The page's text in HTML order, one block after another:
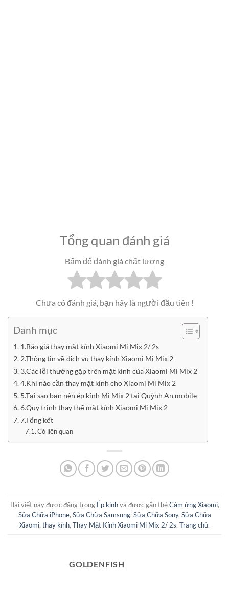
Tổng quan đánh giá
Bấm để đánh giá chất lượng
Chưa có đánh giá, bạn hãy là người đầu tiên !
Danh mục
1.Báo giá thay mặt kính Xiaomi Mi Mix 2/ 2s
2.Thông tin về dịch vụ thay kính Xiaomi Mi Mix 2
3.Các lỗi thường gặp trên mặt kính của Xiaomi Mi Mix 2
4.Khi nào cần thay mặt kính cho Xiaomi Mi Mix 2
5.Tại sao bạn nên ép kính Mi Mix 2 tại Quỳnh An mobile
6.Quy trình thay thế mặt kính Xiaomi Mi Mix 2
7.Tổng kết
Có liên quan
Bài viết này được đăng trong Ép kínhvà được gắn thẻCảm ứng Xiaomi,
Sửa Chữa iPhone, Sửa Chữa Samsung, Sửa Chữa Sony, Sửa Chữa
Xiaomi, thay kính, Thay Mặt Kính Xiaomi Mi Mix 2/ 2s, Trang chủ.
GOLDENFISH